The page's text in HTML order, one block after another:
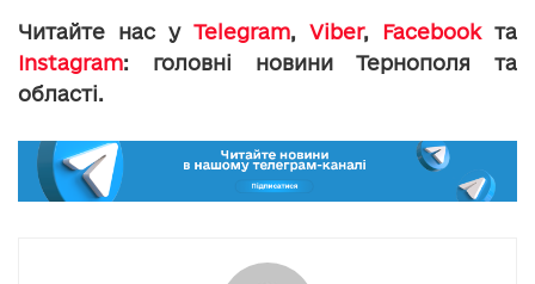
Читайте нас у Telegram, Viber, Facebookта
Instagram: головні новини Тернополя та
області.